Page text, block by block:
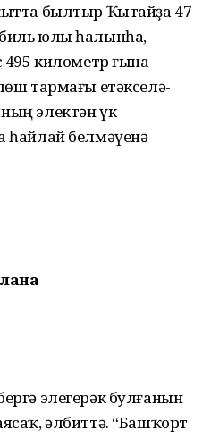
былтыр Ҡытайҙа 47
юлы һалынһа,
495 километр ғына
тармағы етәкселә­
электән үк
һайлай белмәүенә
элегерәк булғанын
әлбиттә. “Башҡорт